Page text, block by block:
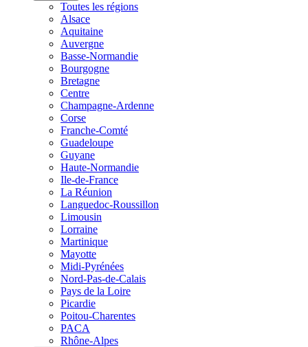
Toutes les régions
Alsace
Aquitaine
Auvergne
Basse-Normandie
Bourgogne
Bretagne
Centre
Champagne-Ardenne
Corse
Franche-Comté
Guadeloupe
Guyane
Haute-Normandie
Ile-de-France
La Réunion
Languedoc-Roussillon
Limousin
Lorraine
Martinique
Mayotte
Midi-Pyrénées
Nord-Pas-de-Calais
Pays de la Loire
Picardie
Poitou-Charentes
PACA
Rhône-Alpes